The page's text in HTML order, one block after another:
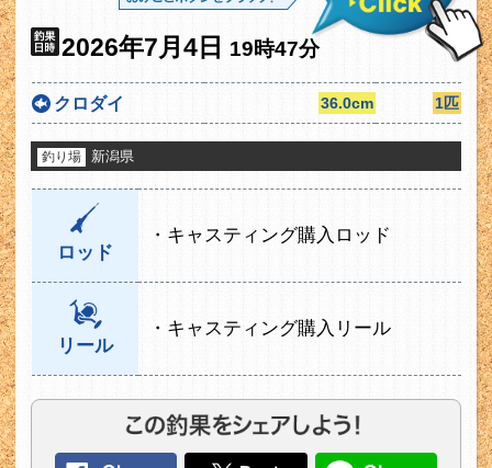
2026年7月4日 19時47分
クロダイ 36.0cm 1匹
釣り場 新潟県
ロッド
・キャスティング購入ロッド
リール
・キャスティング購入リール